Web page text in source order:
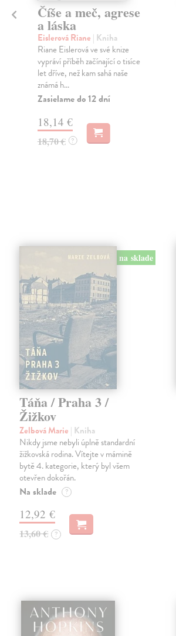
Číše a meč, agrese
a láska
Eislerová Riane | Kniha
Riane Eislerová ve své knize
vypráví příběh začínající o tisíce
let dříve, než kam sahá naše
známá h...
Zasielame do 12 dní
18,14 €
18,70 € ?
na sklade
Táňa / Praha 3 /
Žižkov
Zelbová Marie | Kniha
Nikdy jsme nebyli úplně standardní
žižkovská rodina. Vítejte v mámině
bytě 4. kategorie, který byl všem
otevřen dokořán.
Na sklade ?
12,92 €
13,60 € ?